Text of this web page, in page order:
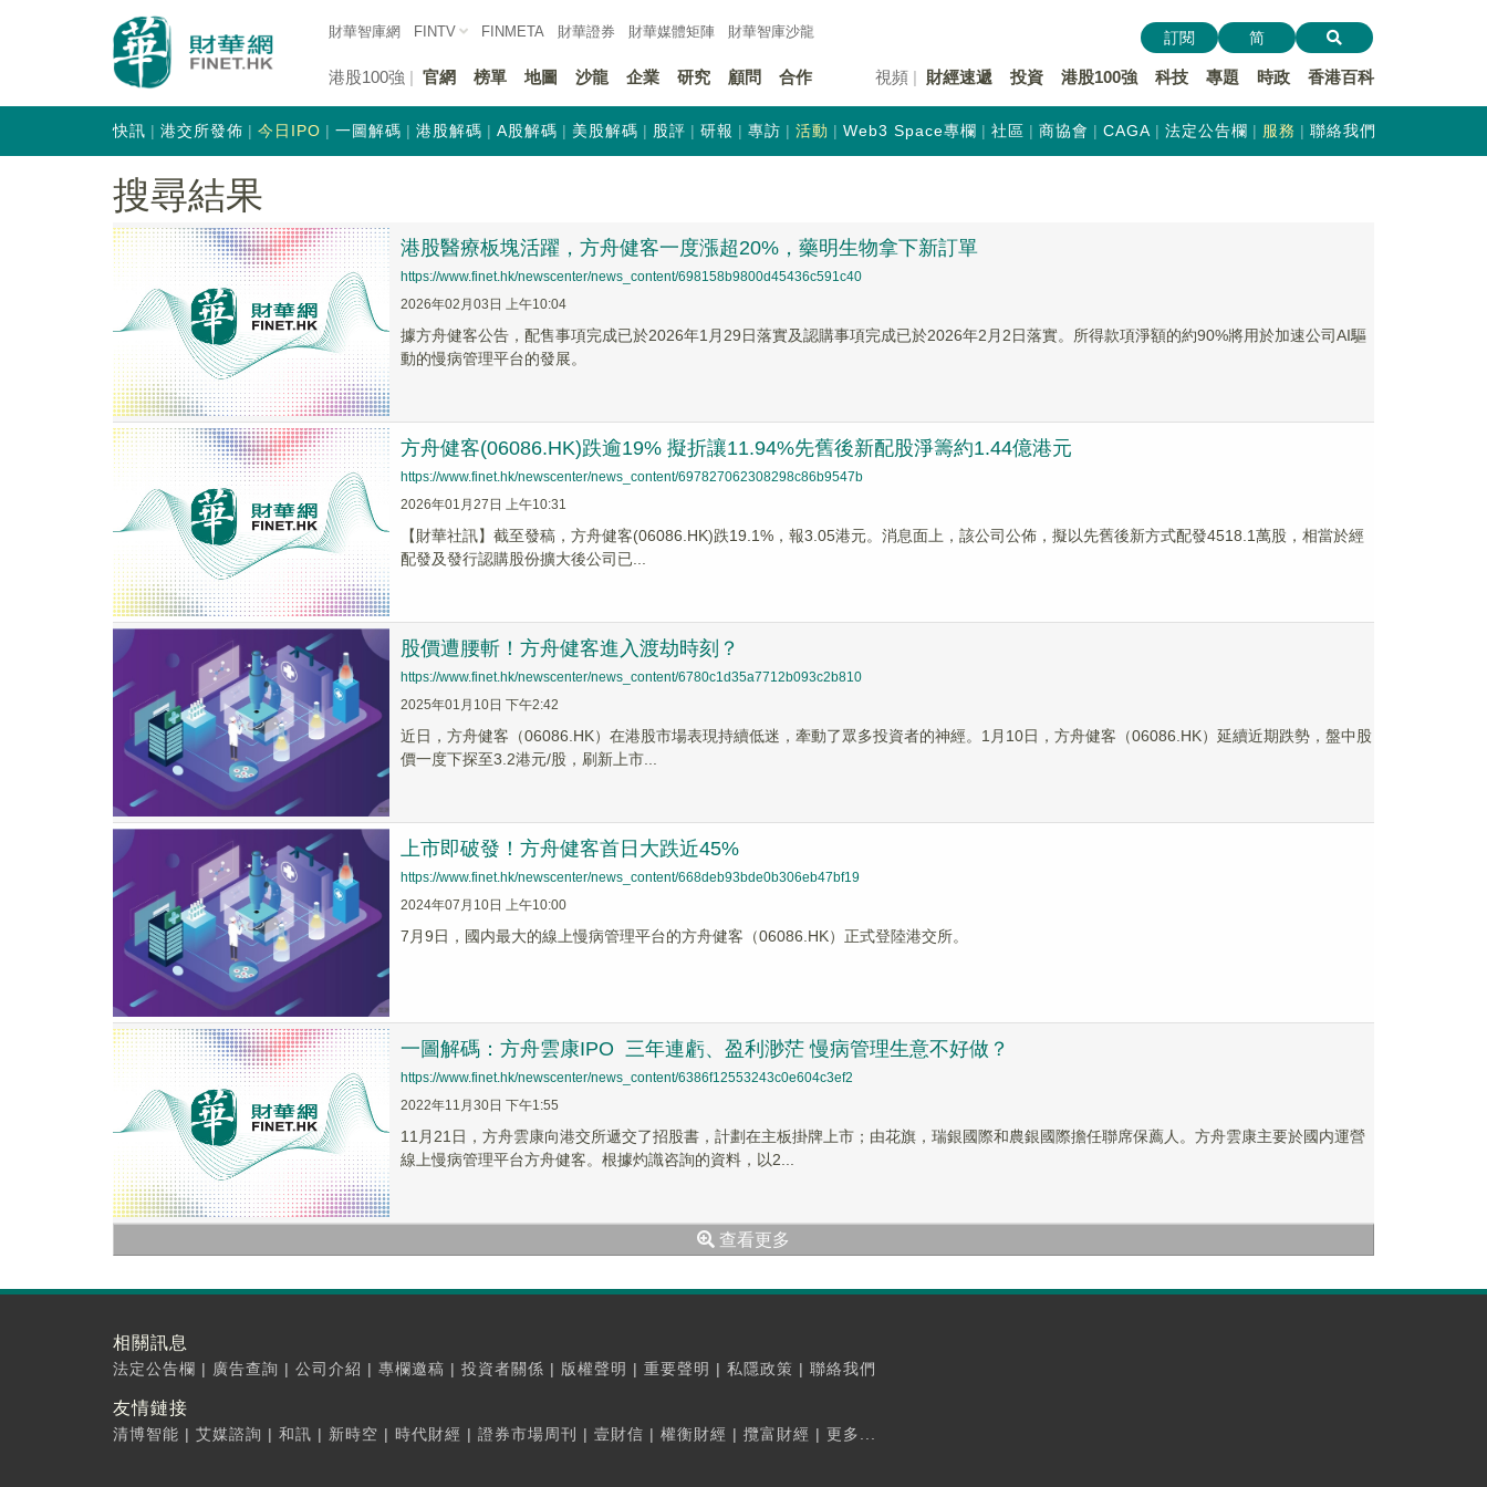
財華智庫網 FINTV FINMETA 財華證券 財華媒體矩陣 財華智庫沙龍
港股100強 官網 榜單 地圖 沙龍 企業 研究 顧問 合作 視頻 財經速遞 投資 港股100強 科技 專題 時政 香港百科
訂閱 简
快訊 港交所發佈 今日IPO 一圖解碼 港股解碼 A股解碼 美股解碼 股評 研報 專訪 活動 Web3 Space專欄 社區 商協會 CAGA 法定公告欄 服務 聯絡我們
搜尋結果
港股醫療板塊活躍，方舟健客一度漲超20%，藥明生物拿下新訂單
https://www.finet.hk/newscenter/news_content/698158b9800d45436c591c40
2026年02月03日 上午10:04
據方舟健客公告，配售事項完成已於2026年1月29日落實及認購事項完成已於2026年2月2日落實。所得款項淨額的約90%將用於加速公司AI驅
動的慢病管理平台的發展。
方舟健客(06086.HK)跌逾19% 擬折讓11.94%先舊後新配股淨籌約1.44億港元
https://www.finet.hk/newscenter/news_content/697827062308298c86b9547b
2026年01月27日 上午10:31
【財華社訊】截至發稿，方舟健客(06086.HK)跌19.1%，報3.05港元。消息面上，該公司公佈，擬以先舊後新方式配發4518.1萬股，相當於經
配發及發行認購股份擴大後公司已...
股價遭腰斬！方舟健客進入渡劫時刻？
https://www.finet.hk/newscenter/news_content/6780c1d35a7712b093c2b810
2025年01月10日 下午2:42
近日，方舟健客（06086.HK）在港股市場表現持續低迷，牽動了眾多投資者的神經。1月10日，方舟健客（06086.HK）延續近期跌勢，盤中股
價一度下探至3.2港元/股，刷新上市...
上市即破發！方舟健客首日大跌近45%
https://www.finet.hk/newscenter/news_content/668deb93bde0b306eb47bf19
2024年07月10日 上午10:00
7月9日，國内最大的線上慢病管理平台的方舟健客（06086.HK）正式登陸港交所。
一圖解碼：方舟雲康IPO 三年連虧、盈利渺茫 慢病管理生意不好做？
https://www.finet.hk/newscenter/news_content/6386f12553243c0e604c3ef2
2022年11月30日 下午1:55
11月21日，方舟雲康向港交所遞交了招股書，計劃在主板掛牌上市；由花旗，瑞銀國際和農銀國際擔任聯席保薦人。方舟雲康主要於國内運營
線上慢病管理平台方舟健客。根據灼識咨詢的資料，以2...
查看更多
相關訊息
法定公告欄 | 廣告查詢 | 公司介紹 | 專欄邀稿 | 投資者關係 | 版權聲明 | 重要聲明 | 私隱政策 | 聯絡我們
友情鏈接
清博智能 | 艾媒諮詢 | 和訊 | 新時空 | 時代財經 | 證券市場周刊 | 壹財信 | 權衡財經 | 攬富財經 | 更多...